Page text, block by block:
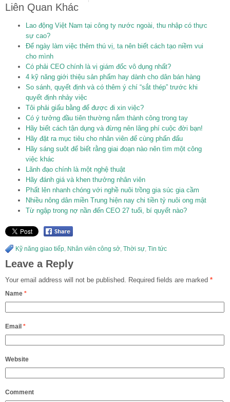
Liên Quan Khác
Lao động Việt Nam tại công ty nước ngoài, thu nhập có thực
sự cao?
Để ngày làm việc thêm thú vị, ta nên biết cách tạo niềm vui
cho mình
Có phải CEO chính là vị giám đốc vô dụng nhất?
4 kỹ năng giới thiệu sản phẩm hay dành cho dân bán hàng
So sánh, quyết định và có thêm ý chí “sắt thép” trước khi
quyết định nhảy việc
Tôi phải giấu bằng để được đi xin việc?
Có ý tưởng đầu tiên thường nắm thành công trong tay
Hãy biết cách tận dụng và đừng nên lãng phí cuộc đời bạn!
Hãy đặt ra mục tiêu cho nhân viên để cùng phấn đấu
Hãy sáng suôt để biết rằng giai đoạn nào nên tìm một công
việc khác
Lãnh đạo chính là một nghệ thuật
Hãy đánh giá và khen thưởng nhân viên
Phất lên nhanh chóng với nghề nuôi trồng gia súc gia cầm
Nhiều nông dân miền Trung hiện nay chi tiền tỷ nuôi ong mật
Từ ngập trong nợ nần đến CEO 27 tuổi, bí quyết nào?
Kỹ năng giao tiếp, Nhân viên công sở, Thời sự, Tin tức
Leave a Reply
Your email address will not be published. Required fields are marked *
Name *
Email *
Website
Comment